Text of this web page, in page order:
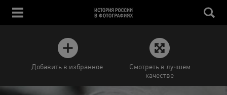
Добавить в избранное
Смотреть в лучшем
качестве